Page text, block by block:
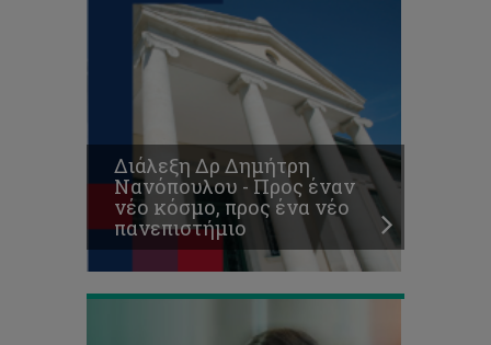
Διάλεξη Δρ Δημήτρη
Νανόπουλου - Προς έναν
νέο κόσμο, προς ένα νέο
πανεπιστήμιο
Προκήρυξη
Μεταπτυχιακές
Σπουδές
Επιπέδου
Μάστερ
(ΜΑ/MSc)
2018-
19